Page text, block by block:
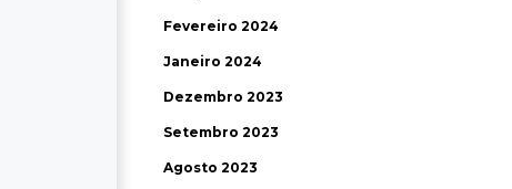
Fevereiro 2024
Janeiro 2024
Dezembro 2023
Setembro 2023
Agosto 2023